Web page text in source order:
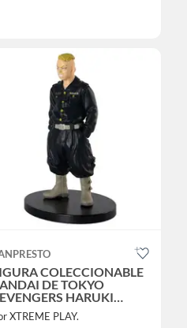
COLECCIONABLE
DE TOKYO
HARUKI
FIGURE
XTREME PLAY.